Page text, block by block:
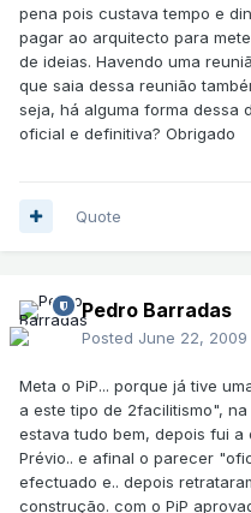
pena pois custava tempo e
pagar ao arquitecto para
de ideias. Havendo uma
que saia dessa reunião
seja, há alguma forma dessa
oficial e definitiva? Obrigado
Quote
Pedro Barradas
Posted June 22, 2009
Meta o PiP... porque já tive
a este tipo de 2facilitismo",
estava tudo bem, depois fui
Prévio.. e afinal o parecer
efectuado e.. depois
construção. com o PiP